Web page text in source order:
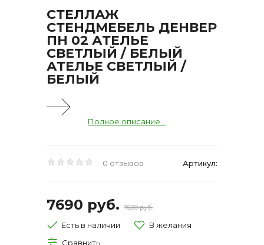
СТЕЛЛАЖ
СТЕНДМЕБЕЛЬ ДЕНВЕР
ПН 02 АТЕЛЬЕ
СВЕТЛЫЙ / БЕЛЫЙ
АТЕЛЬЕ СВЕТЛЫЙ /
БЕЛЫЙ
Полное описание...
0 отзывов Артикул:
7690 руб. 7690 руб.
Есть в наличии